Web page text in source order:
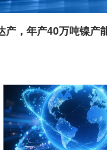
产，年产40万吨镍产